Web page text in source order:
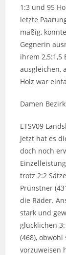
1:3 und 95
letzte
mäßig,
Gegnerin
ihrem 2,5:1,5
ausgleichen,
Holz war
Damen
ETSV09
Jetzt hat es
doch noch
trotz 2:2
Prünstner
die Räder.
stark und
glücklichen
(468),
vorzuweisen